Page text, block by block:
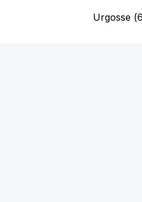
Urgosse (